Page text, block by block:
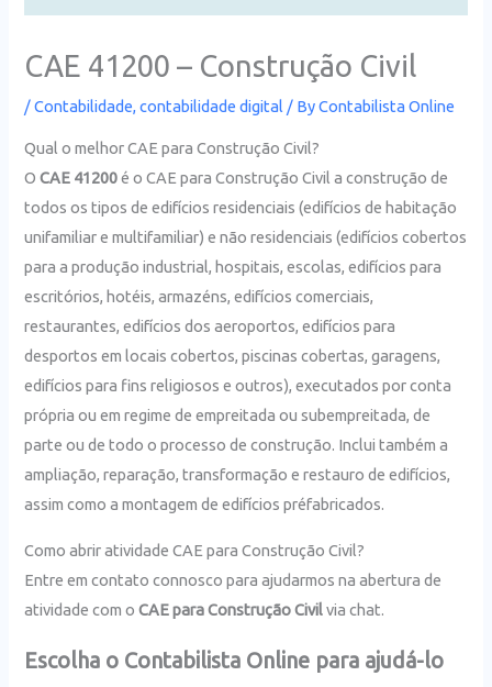
CAE 41200 – Construção Civil
/Contabilidade,contabilidade digital / ByContabilista Online
Qual o melhor CAE para Construção Civil?
OCAE 41200é o CAE para Construção Civil a construção de
todos os tipos de edifícios residenciais (edifícios de habitação
unifamiliar e multifamiliar) e não residenciais (edifícios cobertos
para a produção industrial, hospitais, escolas, edifícios para
escritórios, hotéis, armazéns, edifícios comerciais,
restaurantes, edifícios dos aeroportos, edifícios para
desportos em locais cobertos, piscinas cobertas, garagens,
edifícios para fins religiosos e outros), executados por conta
própria ou em regime de empreitada ou subempreitada, de
parte ou de todo o processo de construção. Inclui também a
ampliação, reparação, transformação e restauro de edifícios,
assim como a montagem de edifícios préfabricados.
Como abrir atividade CAE para Construção Civil?
Entre em contato connosco para ajudarmos na abertura de
atividade com oCAE para Construção Civilvia chat.
Escolha o Contabilista Online para ajudá-lo